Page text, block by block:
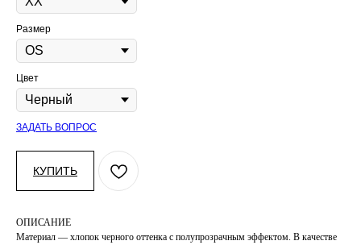
Размер
Цвет
ЗАДАТЬ ВОПРОС
КУПИТЬ
ОПИСАНИЕ
Материал — хлопок черного оттенка с полупрозрачным эффектом. В качестве